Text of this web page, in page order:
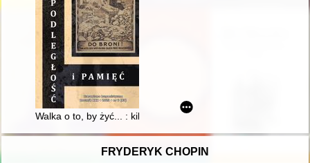
Walka o to, by żyć... : kilka uwag o "Pianiście" (2002) Romana
FRYDERYK CHOPIN